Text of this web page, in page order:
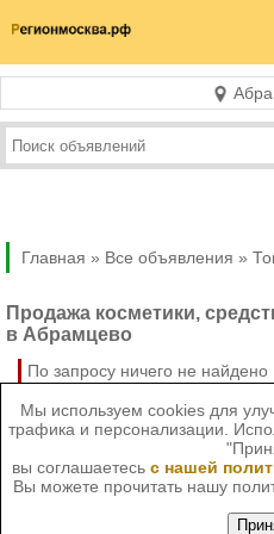
Главная » Все объявления »
Продажа косметики,
в Абрамцево
По запросу ничего не найдено
Мы используем cookies для
трафика и персонализации.
вы соглашаетесь с нашей
Вы можете прочитать нашу